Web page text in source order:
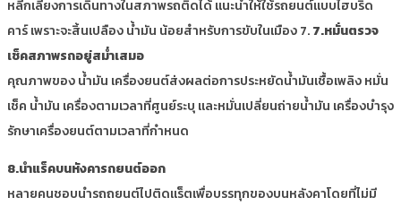
หลีกเลี่ยงการเดินทางในสภาพรถติดได้ แนะนำให้ใช้รถยนต์แบบไฮบริด
คาร์ เพราะจะสิ้นเปลือง น้ำมัน น้อยสำหรับการขับในเมือง 7.7.หมั่นตรวจ
เช็คสภาพรถอยู่สม่ำเสมอ
คุณภาพของ น้ำมัน เครื่องยนต์ส่งผลต่อการประหยัดน้ำมันเชื้อเพลิง หมั่น
เช็ค น้ำมัน เครื่องตามเวลาที่ศูนย์ระบุ และหมั่นเปลี่ยนถ่ายน้ำมัน เครื่องบำรุง
รักษาเครื่องยนต์ตามเวลาที่กำหนด
8.นำแร็คบนหังคารถยนต์ออก
หลายคนชอบนำรถถยนต์ไปติดแร็ตเพื่อบรรทุกของบนหลังคาโดยที่ไม่มี